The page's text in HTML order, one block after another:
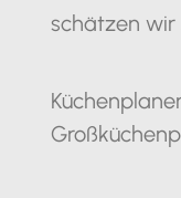
schätzen wir